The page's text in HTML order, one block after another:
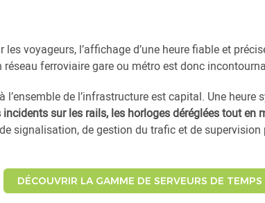
voyageurs, l’affichage d’une heure fiable et
ferroviaire gare ou métro est donc
de l’infrastructure est capital. Une heure
incidents sur les rails, les horloges déréglées tout
signalisation, de gestion du trafic et de
DÉCOUVRIR LA GAMME DE SERVEURS DE TEMPS